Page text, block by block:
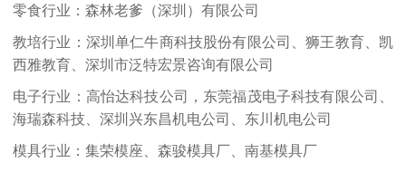
零食行业：森林老爹（深圳）有限公司
教培行业：深圳单仁牛商科技股份有限公司、狮王教育、凯
西雅教育、深圳市泛特宏景咨询有限公司
电子行业：高怡达科技公司，东莞福茂电子科技有限公司、
海瑞森科技、深圳兴东昌机电公司、东川机电公司
模具行业：集荣模座、森骏模具厂、南基模具厂